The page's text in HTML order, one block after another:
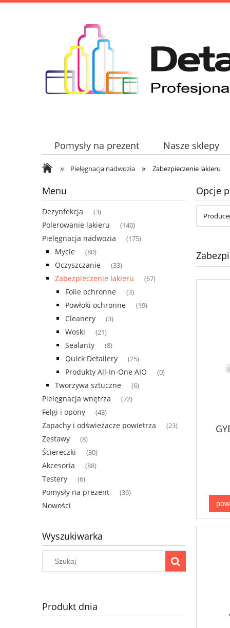
Pomysły na prezent Nasze sklepy
» Pielęgnacja nadwozia » Zabezpieczenie lakieru
Menu
Dezynfekcja (3)
Polerowanie lakieru (140)
Pielęgnacja nadwozia (175)
Mycie (80)
Oczyszczanie (33)
Zabezpieczenie lakieru (67)
Folie ochronne (3)
Powłoki ochronne (19)
Cleanery (3)
Woski (21)
Sealanty (8)
Quick Detailery (25)
Produkty All-In-One AIO (0)
Tworzywa sztuczne (6)
Pielęgnacja wnętrza (72)
Felgi i opony (43)
Zapachy i odświeżacze powietrza (23)
Zestawy (8)
Ściereczki (30)
Akcesoria (88)
Testery (6)
Pomysły na prezent (36)
Nowości
Wyszukiwarka
Produkt dnia
Opcje